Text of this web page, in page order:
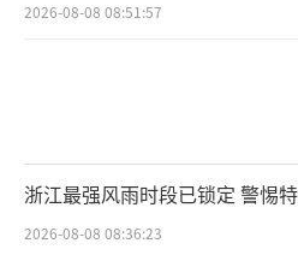
2026-08-08 08:51:57
浙江最强风雨时段已锁定 警惕
2026-08-08 08:36:23